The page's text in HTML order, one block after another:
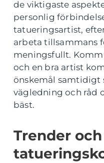
de viktigaste
personlig
tatueringsartist,
arbeta tillsammans
meningsfullt.
och en bra artist
önskemål samtidigt
vägledning och råd
bäst.
Trender